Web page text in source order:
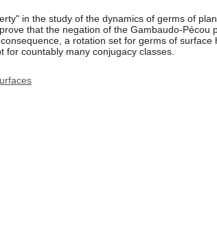
in the study of the dynamics of germs of
that the negation of the Gambaudo-Pécou
a rotation set for germs of
countably many conjugacy classes.